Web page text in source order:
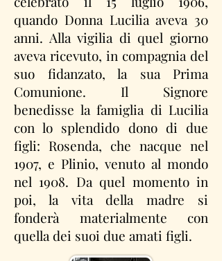
quando Donna Lucilia aveva 30
anni. Alla vigilia di quel giorno
aveva ricevuto, in compagnia del
suo fidanzato, la sua Prima
Comunione. Il Signore
benedisse la famiglia di Lucilia
con lo splendido dono di due
figli: Rosenda, che nacque nel
1907, e Plinio, venuto al mondo
nel 1908. Da quel momento in
poi, la vita della madre si
fonderà materialmente con
quella dei suoi due amati figli.